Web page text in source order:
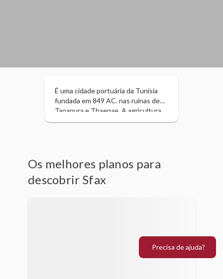
É uma cidade portuária da Tunísia
fundada em 849 AC. nas ruínas de
Tapanura e Thaenae. A agricultura
constitui o pilar económico da
entre todas as regiões produtoras
de azeite.
Os melhores planos para
descobrir Sfax
Precisa de ajuda?